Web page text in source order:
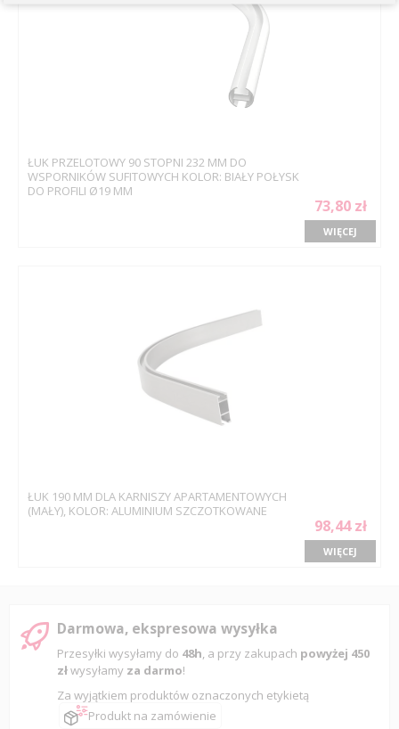
ŁUK PRZELOTOWY 90 STOPNI 232 MM DO
WSPORNIKÓW SUFITOWYCH KOLOR: BIAŁY POŁYSK
DO PROFILI Ø19 MM
73,80 zł
WIĘCEJ
ŁUK 190 MM DLA KARNISZY APARTAMENTOWYCH
(MAŁY), KOLOR: ALUMINIUM SZCZOTKOWANE
98,44 zł
WIĘCEJ
Darmowa, ekspresowa wysyłka
Przesyłki wysyłamy do 48h , a przy zakupach powyżej 450
złwysyłamy za darmo!
Za wyjątkiem produktów oznaczonych etykietą
Produkt na zamówienie